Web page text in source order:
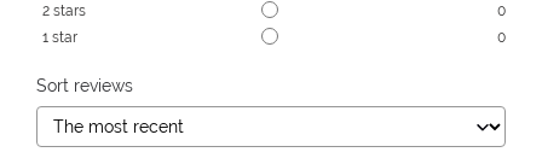
2 stars
0
1 star 0
Sort reviews